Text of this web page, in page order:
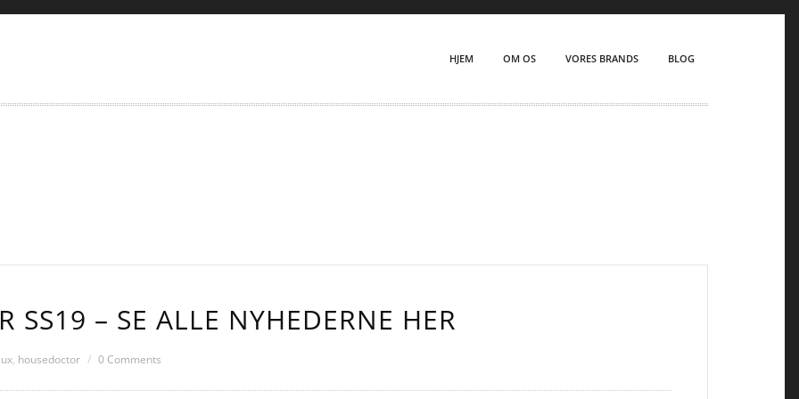
HJEM OM OS VORES BRANDS BLOG
SS19 – SE ALLE NYHEDERNE HER
, housedoctor 0 Comments